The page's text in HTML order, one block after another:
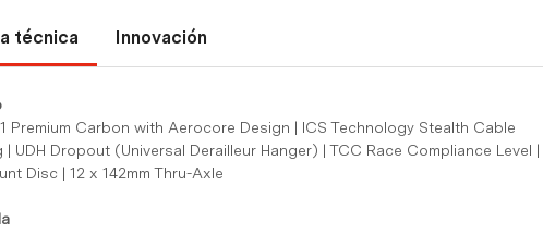
técnica Innovación
Premium Carbon with Aerocore Design | ICS Technology Stealth Cable
| UDH Dropout (Universal Derailleur Hanger) | TCC Race Compliance Level |
Disc | 12 x 142mm Thru-Axle